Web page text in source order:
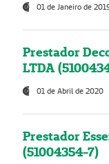
01 de Janeiro de
Prestador
LTDA
01 de Abril de 2020
Prestador
(51004354-7)